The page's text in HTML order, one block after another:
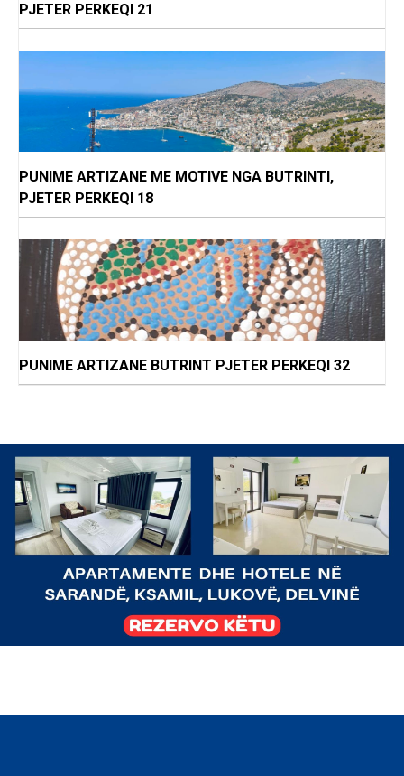
PJETER PERKEQI 21
PUNIME ARTIZANE ME MOTIVE NGA BUTRINTI,
PJETER PERKEQI 18
PUNIME ARTIZANE BUTRINT PJETER PERKEQI 32